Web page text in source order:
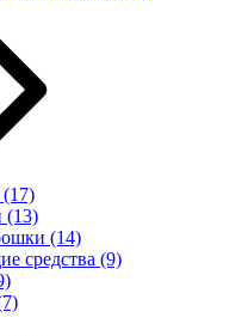
(17)
(13)
(14)
средства (9)